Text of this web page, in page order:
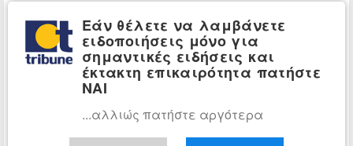
Εάν θέλετε να λαμβάνετε
ειδοποιήσεις μόνο για
σημαντικές ειδήσεις και
έκτακτη επικαιρότητα πατήστε
ΝΑΙ
...αλλιώς πατήστε αργότερα